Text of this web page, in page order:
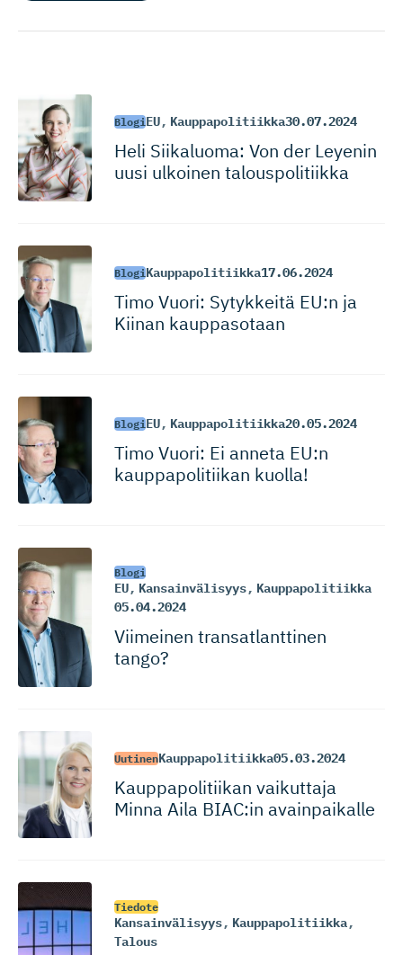
BlogiEU, Kauppapolitiikka30.07.2024
Heli Siikaluoma: Von der Leyenin
uusi ulkoinen talouspolitiikka
BlogiKauppapolitiikka17.06.2024
Timo Vuori: Sytykkeitä EU:n ja
Kiinan kauppasotaan
BlogiEU, Kauppapolitiikka20.05.2024
Timo Vuori: Ei anneta EU:n
kauppapoli­tiikan kuolla!
Blogi
EU, Kansainvälisyys, Kauppapolitiikka
05.04.2024
Viimeinen transatlanttinen
tango?
UutinenKauppapolitiikka05.03.2024
Kauppapoli­tiikan vaikuttaja
Minna Aila BIAC:in avainpaikalle
Tiedote
Kansainvälisyys, Kauppapolitiikka,
Talous